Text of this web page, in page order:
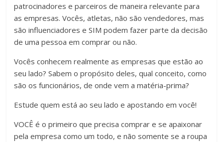
patrocinadores e parceiros de maneira relevante para
as empresas. Vocês, atletas, não são vendedores, mas
são influenciadores e SIM podem fazer parte da decisão
de uma pessoa em comprar ou não.
Vocês conhecem realmente as empresas que estão ao
seu lado? Sabem o propósito deles, qual conceito, como
são os funcionários, de onde vem a matéria-prima?
Estude quem está ao seu lado e apostando em você!
VOCÊ é o primeiro que precisa comprar e se apaixonar
pela empresa como um todo, e não somente se a roupa